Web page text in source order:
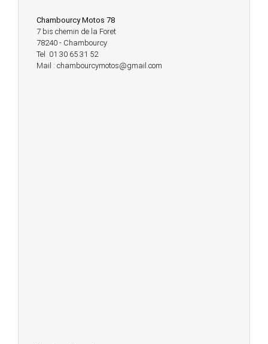
Chambourcy Motos 78
7 bis chemin de la Foret
78240 - Chambourcy
Tel 01 30 65 31 52
Mail : chambourcymotos@gmail.com